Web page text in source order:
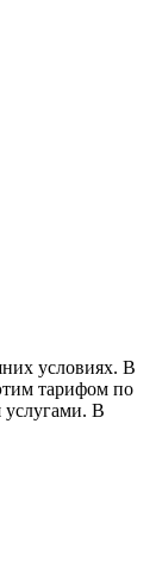
условиях. В
тарифом по
услугами. В